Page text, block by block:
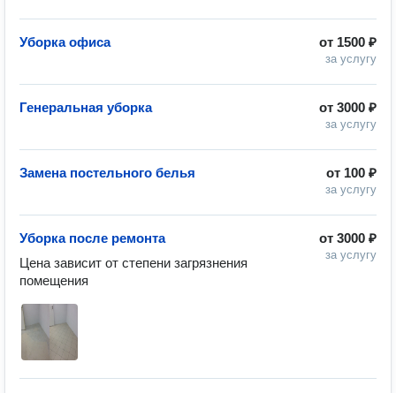
от 1500 ₽
за услугу
Уборка офиса
от 3000 ₽
за услугу
Генеральная уборка
от 100 ₽
за услугу
Замена постельного белья
от 3000 ₽
за услугу
Уборка после ремонта
Цена зависит от степени загрязнения
помещения